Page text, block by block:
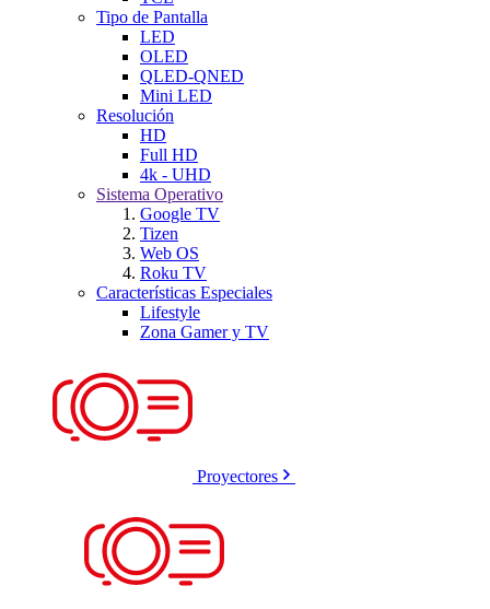
Tipo de Pantalla
LED
OLED
QLED-QNED
Mini LED
Resolución
HD
Full HD
4k - UHD
Sistema Operativo
Google TV
Tizen
Web OS
Roku TV
Características Especiales
Lifestyle
Zona Gamer y TV
Proyectores